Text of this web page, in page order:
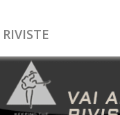
RIVISTE